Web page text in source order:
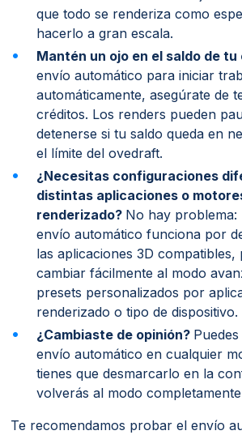
que todo se renderiza como
hacerlo a gran escala.
Mantén un ojo en el saldo de
envío automático para iniciar
automáticamente, asegúrate de
créditos. Los renders pueden
detenerse si tu saldo queda en
el límite del ovedraft.
¿Necesitas configuraciones
distintas aplicaciones o
renderizado? No hay problema:
envío automático funciona por
las aplicaciones 3D compatibles,
cambiar fácilmente al modo
presets personalizados por
renderizado o tipo de dispositivo.
¿Cambiaste de opinión?
envío automático en cualquier
tienes que desmarcarlo en la
volverás al modo
Te recomendamos probar el envío